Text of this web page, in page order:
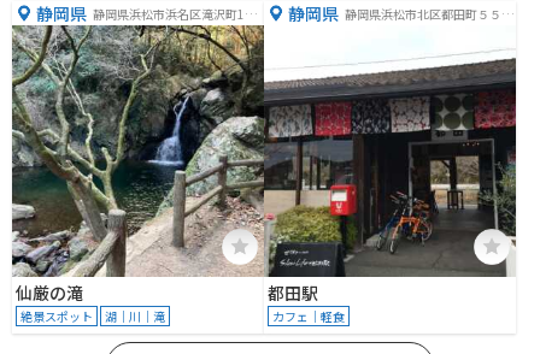
静岡県 静岡県浜松市浜名区滝沢町120
8‐1
仙厳の滝
絶景スポット 湖｜川｜滝
静岡県 静岡県浜松市北区都田町５５６
都田駅
カフェ｜軽食